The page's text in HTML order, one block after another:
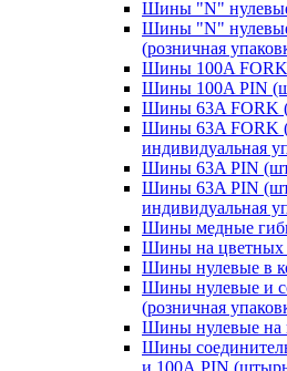
Шины "N"
Шины "N"
(розничная
Шины 100A FORK
Шины 100A PIN
Шины 63A FORK
Шины 63A FORK
индивидуальная
Шины 63A PIN
Шины 63A PIN
индивидуальная
Шины медные
Шины на цветных
Шины нулевые в
Шины нулевые и
(розничная
Шины нулевые на
Шины
и 100А PIN